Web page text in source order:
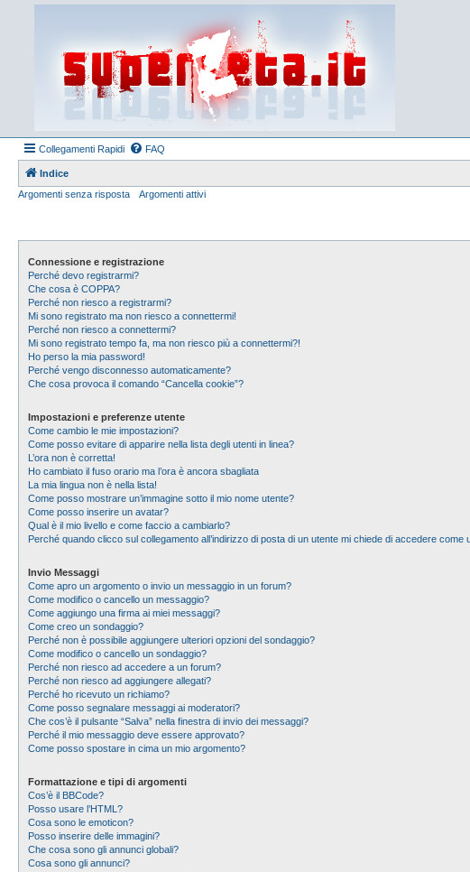
Collegamenti Rapidi FAQ
Indice
Argomenti senza risposta
Argomenti attivi
Connessione e registrazione
Perché devo registrarmi?
Che cosa è COPPA?
Perché non riesco a registrarmi?
Mi sono registrato ma non riesco a connettermi!
Perché non riesco a connettermi?
Mi sono registrato tempo fa, ma non riesco più a connettermi?!
Ho perso la mia password!
Perché vengo disconnesso automaticamente?
Che cosa provoca il comando “Cancella cookie”?
Impostazioni e preferenze utente
Come cambio le mie impostazioni?
Come posso evitare di apparire nella lista degli utenti in linea?
L’ora non è corretta!
Ho cambiato il fuso orario ma l’ora è ancora sbagliata
La mia lingua non è nella lista!
Come posso mostrare un’immagine sotto il mio nome utente?
Come posso inserire un avatar?
Qual è il mio livello e come faccio a cambiarlo?
Perché quando clicco sul collegamento all’indirizzo di posta di un utente mi chiede di accedere come
Invio Messaggi
Come apro un argomento o invio un messaggio in un forum?
Come modifico o cancello un messaggio?
Come aggiungo una firma ai miei messaggi?
Come creo un sondaggio?
Perché non è possibile aggiungere ulteriori opzioni del sondaggio?
Come modifico o cancello un sondaggio?
Perché non riesco ad accedere a un forum?
Perché non riesco ad aggiungere allegati?
Perché ho ricevuto un richiamo?
Come posso segnalare messaggi ai moderatori?
Che cos’è il pulsante “Salva” nella finestra di invio dei messaggi?
Perché il mio messaggio deve essere approvato?
Come posso spostare in cima un mio argomento?
Formattazione e tipi di argomenti
Cos’è il BBCode?
Posso usare l’HTML?
Cosa sono le emoticon?
Posso inserire delle immagini?
Che cosa sono gli annunci globali?
Cosa sono gli annunci?